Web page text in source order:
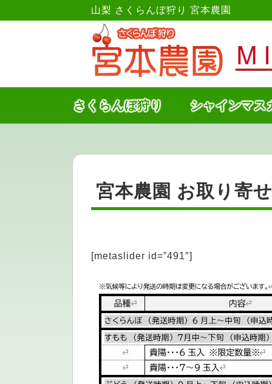
山梨 さくらんぼ狩り 宮本農園
さくらんぼ狩り シャインマス
宮本農園 お取り寄せ
[metaslider id=”491″]